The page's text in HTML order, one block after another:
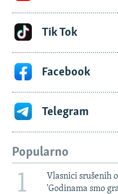
Tik Tok
Facebook
Telegram
Popularno
1
Vlasnici srušenih
'Godinama smo